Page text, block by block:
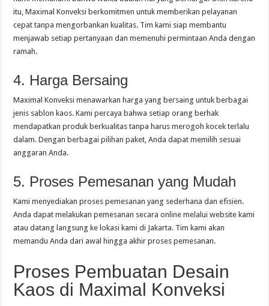
itu, Maximal Konveksi berkomitmen untuk memberikan pelayanan
cepat tanpa mengorbankan kualitas. Tim kami siap membantu
menjawab setiap pertanyaan dan memenuhi permintaan Anda dengan
ramah.
4. Harga Bersaing
Maximal Konveksi menawarkan harga yang bersaing untuk berbagai
jenis sablon kaos. Kami percaya bahwa setiap orang berhak
mendapatkan produk berkualitas tanpa harus merogoh kocek terlalu
dalam. Dengan berbagai pilihan paket, Anda dapat memilih sesuai
anggaran Anda.
5. Proses Pemesanan yang Mudah
Kami menyediakan proses pemesanan yang sederhana dan efisien.
Anda dapat melakukan pemesanan secara online melalui website kami
atau datang langsung ke lokasi kami di Jakarta. Tim kami akan
memandu Anda dari awal hingga akhir proses pemesanan.
Proses Pembuatan Desain
Kaos di Maximal Konveksi